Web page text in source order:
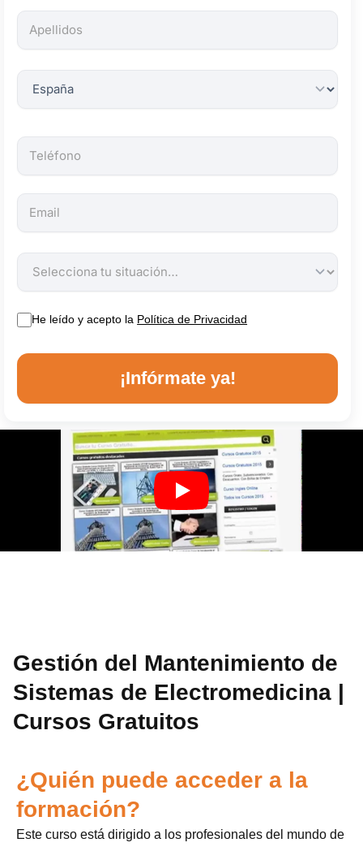
son
obligatorios.
He leído y acepto la Política de Privacidad
¡Infórmate ya!
Gestión del Mantenimiento de
Sistemas de Electromedicina |
Cursos Gratuitos
¿Quién puede acceder a la
formación?
Este curso está dirigido a los profesionales del mundo de